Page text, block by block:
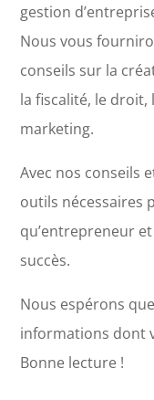
gestion
Nous vous
conseils sur la
la fiscalité, le
marketing.
Avec nos conseils
outils nécessaires
qu’entrepreneur
succès.
Nous espérons
informations dont
Bonne lecture !